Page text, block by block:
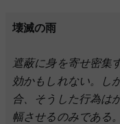
壊滅の雨
遮蔽に身を寄せ密集
効かもしれない。し
合、そうした行為は
幅させるのみである。